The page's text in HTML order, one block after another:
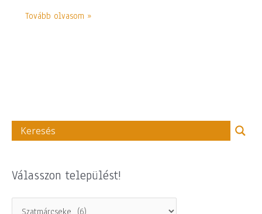
Tovább olvasom »
Válasszon települést!